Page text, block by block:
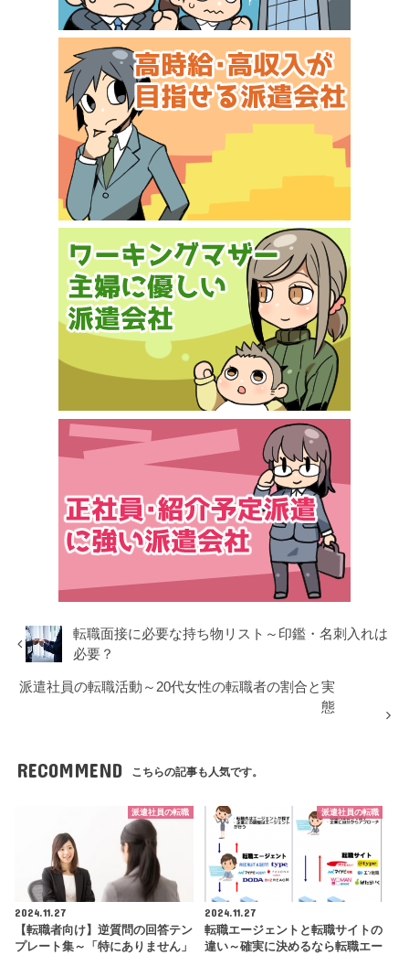
転職面接に必要な持ち物リスト～印鑑・名刺入れは
必要？
派遣社員の転職活動～20代女性の転職者の割合と実
態
RECOMMEND こちらの記事も人気です。
派遣社員の転職
2024.11.27
【転職者向け】逆質問の回答テン
プレート集～「特にありません」
派遣社員の転職
2024.11.27
転職エージェントと転職サイトの
違い～確実に決めるなら転職エー